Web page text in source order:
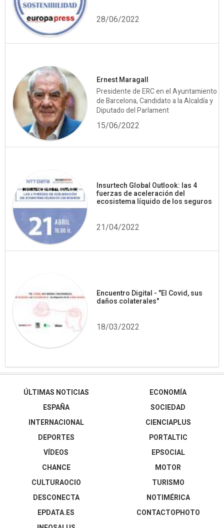
28/06/2022
Ernest Maragall
Presidente de ERC en el Ayuntamiento
de Barcelona, Candidato a la Alcaldía y
Diputado del Parlament
15/06/2022
Insurtech Global Outlook: las 4
fuerzas de aceleración del
ecosistema líquido de los seguros
21/04/2022
Encuentro Digital - "El Covid, sus
daños colaterales"
18/03/2022
ÚLTIMAS NOTICIAS
ESPAÑA
INTERNACIONAL
DEPORTES
VÍDEOS
ECONOMÍA
SOCIEDAD
CIENCIAPLUS
PORTALTIC
EPSOCIAL
CHANCE
CULTURAOCIO
DESCONECTA
EPDATA.ES
MOTOR
TURISMO
NOTIMÉRICA
CONTACTOPHOTO